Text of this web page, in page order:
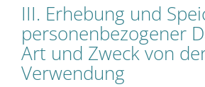
III. Erhebung und
personenbezogener
Art und Zweck von
Verwendung